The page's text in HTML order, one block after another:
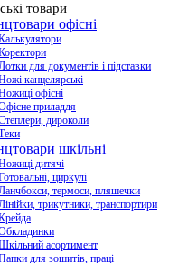
товари
офісні
для документів і підставки
канцелярські
офісні
приладдя
дироколи
шкільні
дитячі
циркулі
термоси, пляшечки
трикутники, транспортири
асортимент
для зошитів, праці